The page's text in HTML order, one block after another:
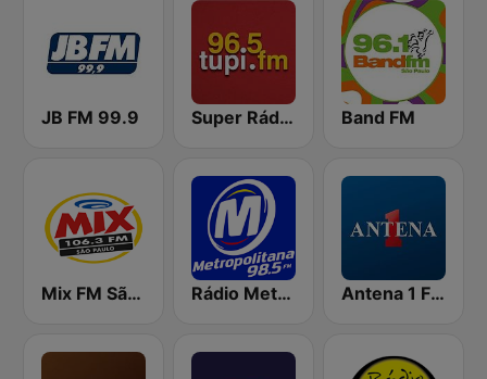
JB FM 99.9 Super Rádio Tupi Band FM
Mix FM São Paulo Rádio Metropolitana 98.5 FM Antena 1 FM